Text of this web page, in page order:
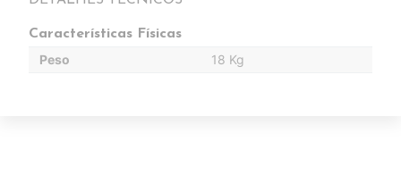
Características Físicas
Peso 18 Kg